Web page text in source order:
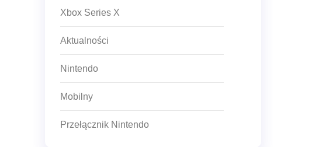
Xbox Series X
Aktualności
Nintendo
Mobilny
Przełącznik Nintendo